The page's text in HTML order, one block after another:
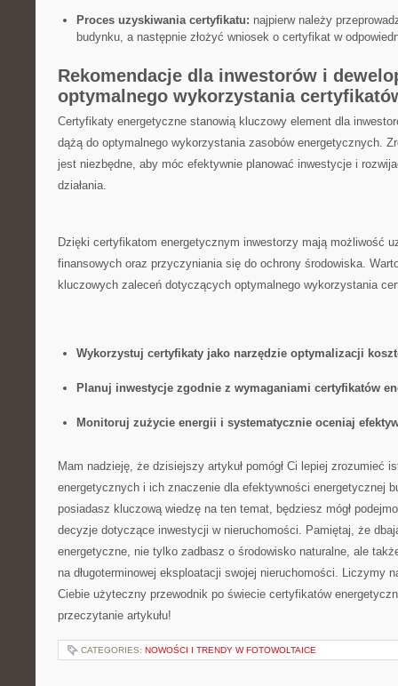
Proces uzyskiwania certyfikatu: najpierw należy
budynku, a następnie złożyć wniosek o certyfikat w
Rekomendacje⁤ dla ⁣inwestorów ⁢i
optymalnego wykorzystania
Certyfikaty energetyczne stanowią ⁣kluczowy element ⁤dla
dążą do optymalnego wykorzystania zasobów energetycznych.
jest niezbędne, aby móc ‌efektywnie planować inwestycje i
działania.
Dzięki certyfikatom energetycznym inwestorzy mają możliwość
finansowych​ oraz przyczyniania się do ‌ochrony środowiska.
kluczowych zaleceń dotyczących optymalnego wykorzystania
Wykorzystuj ⁤certyfikaty jako narzędzie optymalizacji
Planuj ‌inwestycje zgodnie z wymaganiami certyfikatów
Monitoruj zużycie energii i systematycznie oceniaj
Mam nadzieję, że‌ dzisiejszy artykuł pomógł Ci lepiej zrozumieć
⁣energetycznych i​ ich znaczenie dla efektywności energetycznej
posiadasz kluczową wiedzę na ten temat, będziesz mógł
decyzje dotyczące inwestycji w nieruchomości. Pamiętaj, że
energetyczne, nie tylko zadbasz o środowisko naturalne, ale
na długoterminowej eksploatacji swojej nieruchomości. Liczymy
Ciebie użyteczny przewodnik po ​świecie certyfikatów
przeczytanie artykułu!
CATEGORIES: NOWOŚCI I TRENDY W FOTOWOLTAICE